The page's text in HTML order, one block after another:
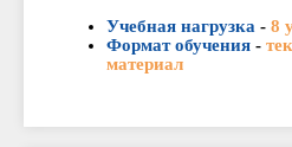
Учебная нагрузка - 8
Формат обучения -
материал